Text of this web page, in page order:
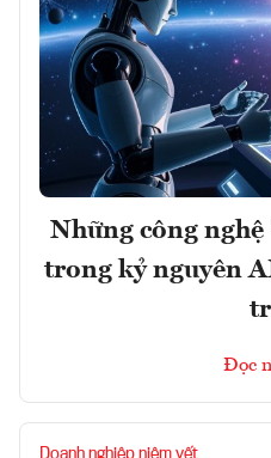
Những công
trong kỷ nguyên
Đọc
Doanh nghiệp niêm yết